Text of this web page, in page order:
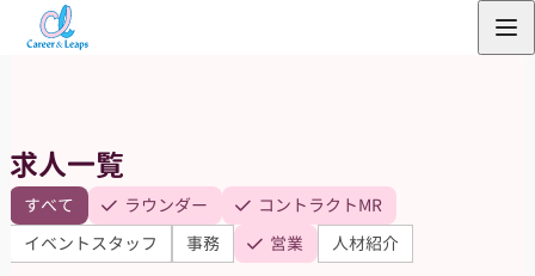
キ
ッ
プ
求人一覧
すべて ラウンダー
コントラクトMR
イベントスタッフ
事務 営業 人材紹介